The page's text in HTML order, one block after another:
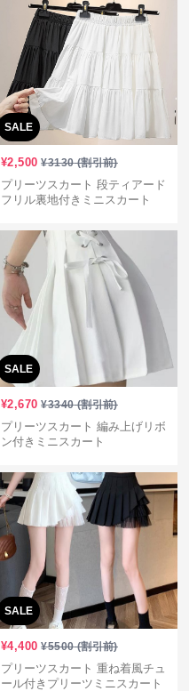
SALE
¥2,500 ¥3130(割引前)
プリーツスカート 段ティアード
フリル裏地付きミニスカート
SALE
¥2,670 ¥3340(割引前)
プリーツスカート 編み上げリボ
ン付きミニスカート
SALE
¥4,400 ¥5500(割引前)
プリーツスカート 重ね着風チュ
ール付きプリーツミニスカート